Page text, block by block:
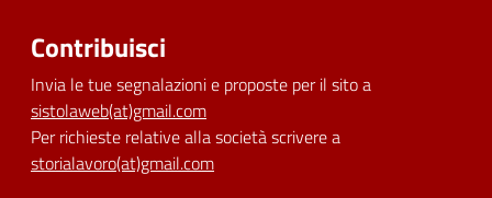
Contribuisci
Invia le tue segnalazioni e proposte per il sito a
sistolaweb(at)gmail.com
Per richieste relative alla società scrivere a
storialavoro(at)gmail.com